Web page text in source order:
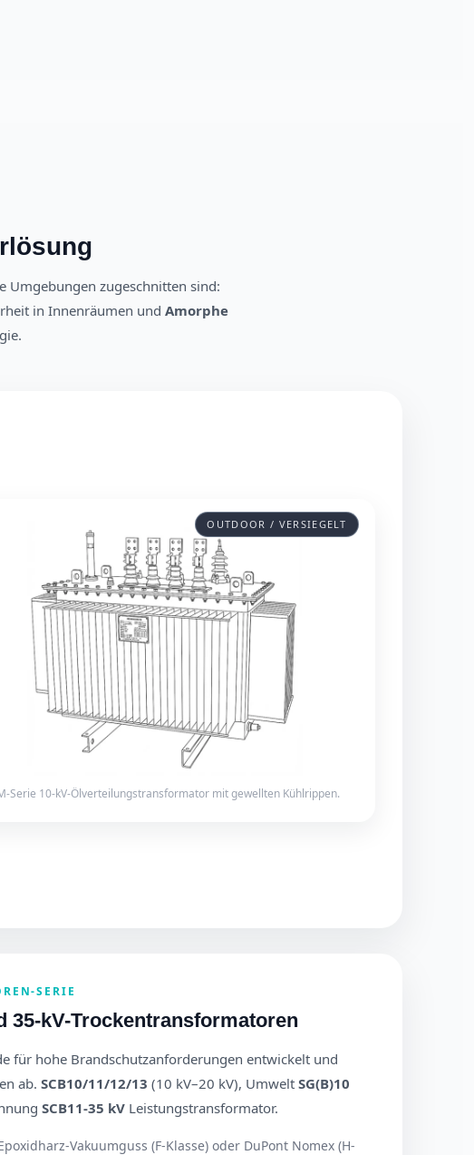
Umgebungen zugeschnitten sind:
in Innenräumen und Amorphe
OUTDOOR / VERSIEGELT
Serie 10-kV-Ölverteilungstransformator mit gewellten Kühlrippen.
SERIE
35-kV-Trockentransformatoren
für hohe Brandschutzanforderungen entwickelt und
ab.SCB10/11/12/13 (10 kV–20 kV), UmweltSG(B)10
SCB11-35 kV Leistungstransformator.
Vakuumguss (F-Klasse) oder DuPont Nomex (H-